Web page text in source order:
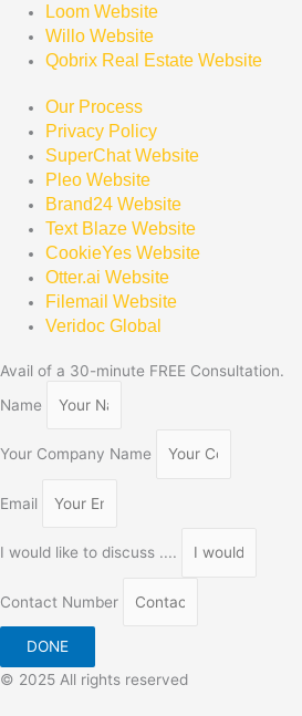
Loom Website
Willo Website
Qobrix Real Estate Website
Our Process
Privacy Policy
SuperChat Website
Pleo Website
Brand24 Website
Text Blaze Website
CookieYes Website
Otter.ai Website
Filemail Website
Veridoc Global
Avail of a 30-minute FREE Consultation.
Name
Your Company Name
Email
I would like to discuss ....
Contact Number
DONE
© 2025 All rights reserved